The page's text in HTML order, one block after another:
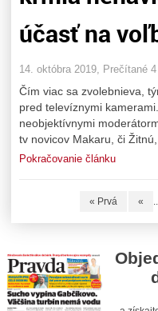
účasť na
14. októbra 2019, Prečítané
Čím viac sa zvolebnieva,
pred televíznymi
neobjektívnymi
tv novicov Makaru, či
Pokračovanie článku
« Prvá «